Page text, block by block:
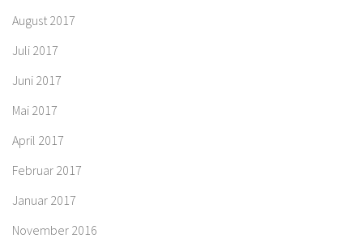
August 2017
Juli 2017
Juni 2017
Mai 2017
April 2017
Februar 2017
Januar 2017
November 2016